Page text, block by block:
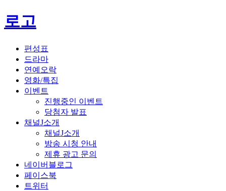
로고
편성표
드라마
연예오락
영화/특집
이벤트
진행중인 이벤트
당첨자 발표
채널J소개
채널J소개
방송 시청 안내
제휴 광고 문의
네이버블로그
페이스북
트위터